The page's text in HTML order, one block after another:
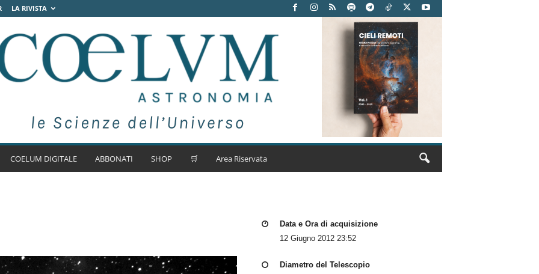
LA RIVISTA
COELUM DIGITALE ABBONATI SHOP 🛒 Area Riservata
Data e Ora di acquisizione
12 Giugno 2012 23:52
Diametro del Telescopio